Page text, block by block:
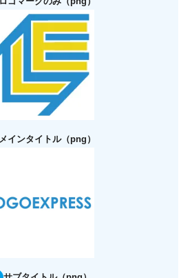
メインタイトル（png）